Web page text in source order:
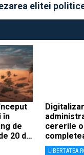
elitei
în
de
20 de
cererile